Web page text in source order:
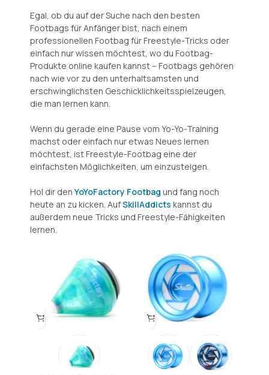
Egal, ob du auf der Suche nach den besten
Footbags für Anfänger bist, nach einem
professionellen Footbag für Freestyle-Tricks oder
einfach nur wissen möchtest, wo du Footbag-
Produkte online kaufen kannst – Footbags gehören
nach wie vor zu den unterhaltsamsten und
erschwinglichsten Geschicklichkeitsspielzeugen,
die man lernen kann.
Wenn du gerade eine Pause vom Yo-Yo-Training
machst oder einfach nur etwas Neues lernen
möchtest, ist Freestyle-Footbag eine der
einfachsten Möglichkeiten, um einzusteigen.
Hol dir denYoYoFactory Footbag und fang noch
heute an zu kicken. AufSkillAddicts kannst du
außerdem neue Tricks und Freestyle-Fähigkeiten
lernen.